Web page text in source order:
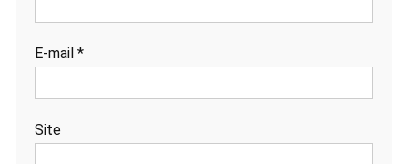
E-mail *
Site